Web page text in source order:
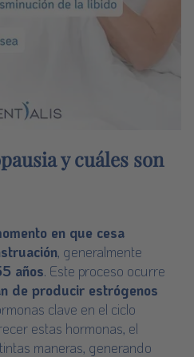
y cuáles son
en que cesa
, generalmente
años. Este proceso ocurre
de producir estrógenos
clave en el ciclo
estas hormonas, el
maneras, generando